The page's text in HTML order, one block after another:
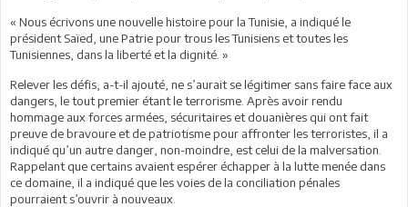
« Nous écrivons une nouvelle histoire pour la Tunisie, a indiqué le
président Saïed, une Patrie pour trous les Tunisiens et toutes les
Tunisiennes, dans la liberté et la dignité. »
Relever les défis, a-t-il ajouté, ne s’aurait se légitimer sans faire face aux
dangers, le tout premier étant le terrorisme. Après avoir rendu
hommage aux forces armées, sécuritaires et douanières qui ont fait
preuve de bravoure et de patriotisme pour affronter les terroristes, il a
indiqué qu’un autre danger, non-moindre, est celui de la malversation.
Rappelant que certains avaient espérer échapper à la lutte menée dans
ce domaine, il a indiqué que les voies de la conciliation pénales
pourraient s’ouvrir à nouveaux.